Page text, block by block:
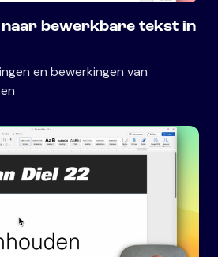
naar bewerkbare tekst in
en bewerkingen van